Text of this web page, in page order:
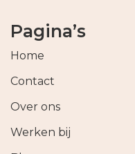
Pagina’s
Home
Contact
Over ons
Werken bij